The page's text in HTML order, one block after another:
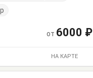
от 6000 ₽
НА КАРТЕ